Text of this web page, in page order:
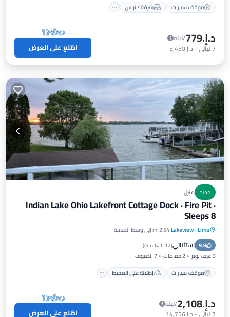
موقف سيارات
شرفة / تراس
د.إ.‏779
/ليلة
7ليالي- د.إ.‏5,450 اطّلع على العرض
جديد منزل
Indian Lake Ohio Lakefront Cottage Dock · Fire Pit ·
Sleeps 8
Lima
·
Lakeview2.54 mi إلى وسط المدينة
9.8 استثنائي(12 التعليقات )
3 غرف نوم 2 حمامات
7 الضيوف
موقف سيارات
إطلالة على المحيط
موقف سيارات
إطلالة على المحيط
شرفة / تراس
د.إ.‏2,108
/ليلة
7ليالي- د.إ.‏14,756 اطّلع على العرض